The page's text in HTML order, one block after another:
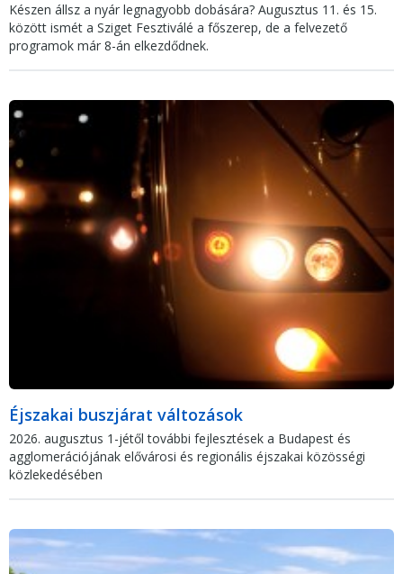
Készen állsz a nyár legnagyobb dobására? Augusztus 11. és 15.
között ismét a Sziget Fesztiválé a főszerep, de a felvezető
programok már 8-án elkezdődnek.
Éjszakai buszjárat változások
2026. augusztus 1-jétől további fejlesztések a Budapest és
agglomerációjának elővárosi és regionális éjszakai közösségi
közlekedésében